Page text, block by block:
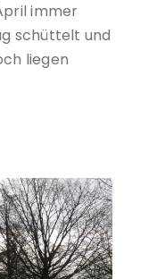
immer
schüttelt und
liegen